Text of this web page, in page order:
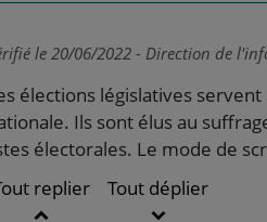
le 20/06/2022 - Direction de
élections législatives
Ils sont élus au
électorales. Le mode de
replier
Tout déplier